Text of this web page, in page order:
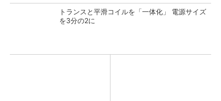
トランスと平滑コイルを「一体化」 電源サイズ
を3分の2に